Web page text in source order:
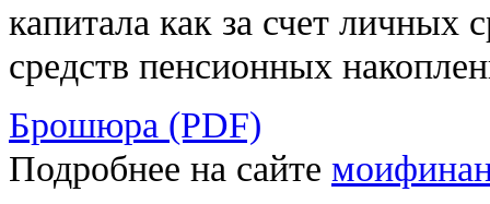
капитала как за счет личных
средств пенсионных
Брошюра (PDF)
Подробнее на сайте